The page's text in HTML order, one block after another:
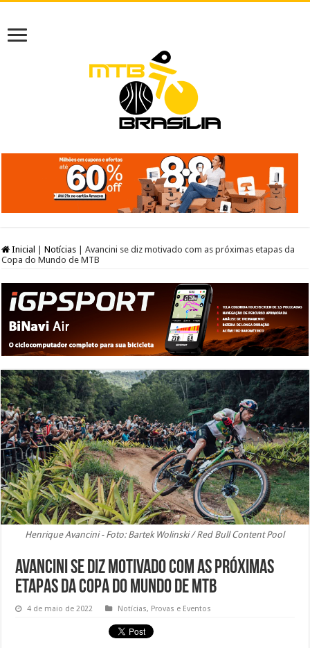
Inicial Notícias
Avancini se diz motivado com as próximas etapas da
Copa do Mundo de MTB
Henrique Avancini - Foto: Bartek Wolinski / Red Bull Content Pool
Avancini se diz motivado com as próximas
etapas da Copa do Mundo de MTB
4 de maio de 2022 Notícias, Provas e Eventos